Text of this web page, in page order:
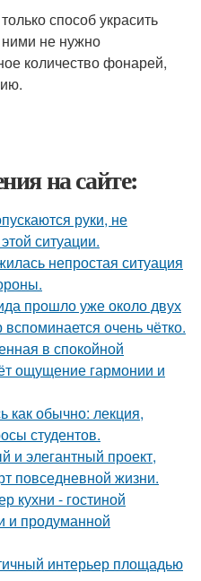
способ украсить
ними не нужно
количество фонарей,
на сайте:
руки, не
ситуации.
непростая ситуация
прошло уже около двух
очень чётко.
в спокойной
ощущение гармонии и
как обычно: лекция,
студентов.
элегантный проект,
повседневной жизни.
кухни - гостиной
и продуманной
интерьер площадью